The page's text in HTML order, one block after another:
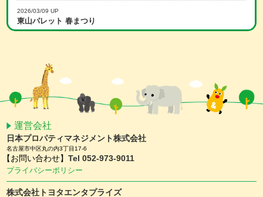
2026/03/09 UP
東山パレット 春まつり
2026/02/16 UP
スマホアプリ会員限定 ホワイトデーキャンペーン
2026/01/15 UP
スマホアプリ会員限定 バレンタインキャンペーン
2025/11/25 UP
【予約受付中】クリスマスケーキ ＆ おせち
2025/11/10 UP
ガーデンテラス東山 クリスマスディナー
運営会社
日本プロパティマネジメント株式会社
名古屋市中区丸の内3丁目17-6
【お問い合わせ】Tel 052-973-9011
プライバシーポリシー
株式会社トヨタエンタプライズ